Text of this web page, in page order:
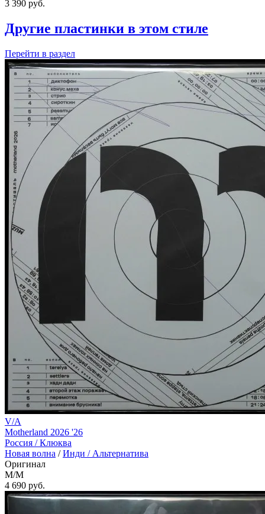
3 390 руб.
Другие пластинки в этом стиле
Перейти в раздел
V/A
Motherland 2026 '26
Россия /Клюква
Новая волна /Инди / Альтернатива
Оригинал
M/M
4 690 руб.